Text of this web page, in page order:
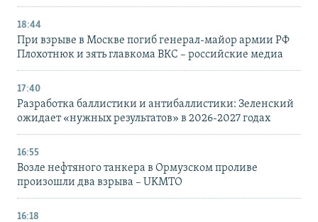
18:44
При взрыве в Москве погиб генерал-майор армии РФ
Плохотнюк и зять главкома ВКС – российские медиа
17:40
Разработка баллистики и антибаллистики: Зеленский
ожидает «нужных результатов» в 2026-2027 годах
16:55
Возле нефтяного танкера в Ормузском проливе
произошли два взрыва – UKMTO
16:18